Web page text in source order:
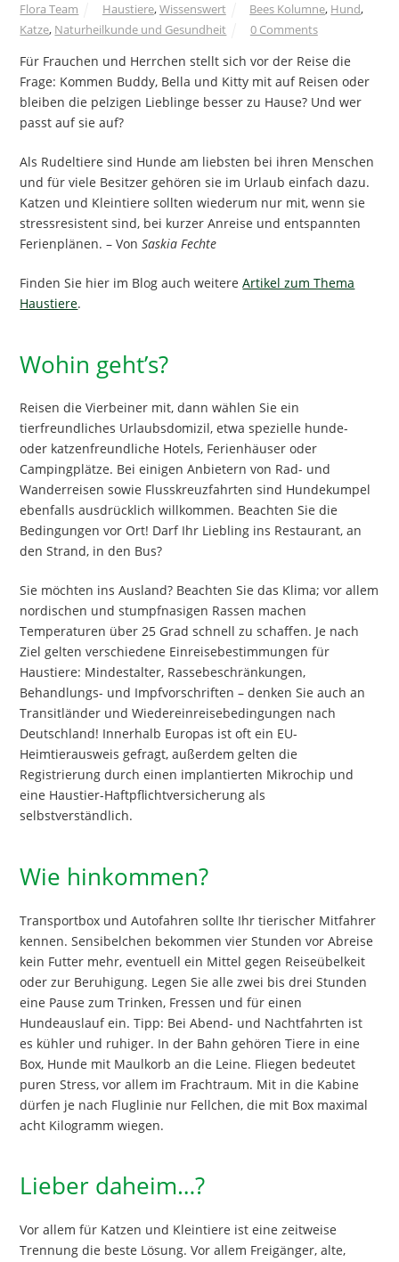
Flora Team Haustiere,Wissenswert Bees Kolumne, Hund,
Katze, Naturheilkunde und Gesundheit 0 Comments
Für Frauchen und Herrchen stellt sich vor der Reise die
Frage: Kommen Buddy, Bella und Kitty mit auf Reisen oder
bleiben die pelzigen Lieblinge besser zu Hause? Und wer
passt auf sie auf?
Als Rudeltiere sind Hunde am liebsten bei ihren Menschen
und für viele Besitzer gehören sie im Urlaub einfach dazu.
Katzen und Kleintiere sollten wiederum nur mit, wenn sie
stressresistent sind, bei kurzer Anreise und entspannten
Ferienplänen. – VonSaskia Fechte
Finden Sie hier im Blog auch weitereArtikel zum Thema
Haustiere.
Wohin geht’s?
Reisen die Vierbeiner mit, dann wählen Sie ein
tierfreundliches Urlaubsdomizil, etwa spezielle hunde-
oder katzenfreundliche Hotels, Ferienhäuser oder
Campingplätze. Bei einigen Anbietern von Rad- und
Wanderreisen sowie Flusskreuzfahrten sind Hundekumpel
ebenfalls ausdrücklich willkommen. Beachten Sie die
Bedingungen vor Ort! Darf Ihr Liebling ins Restaurant, an
den Strand, in den Bus?
Sie möchten ins Ausland? Beachten Sie das Klima; vor allem
nordischen und stumpfnasigen Rassen machen
Temperaturen über 25 Grad schnell zu schaffen. Je nach
Ziel gelten verschiedene Einreisebestimmungen für
Haustiere: Mindestalter, Rassebeschränkungen,
Behandlungs- und Impfvorschriften – denken Sie auch an
Transitländer und Wiedereinreisebedingungen nach
Deutschland! Innerhalb Europas ist oft ein EU-
Heimtierausweis gefragt, außerdem gelten die
Registrierung durch einen implantierten Mikrochip und
eine Haustier-Haftpflichtversicherung als
selbstverständlich.
Wie hinkommen?
Transportbox und Autofahren sollte Ihr tierischer Mitfahrer
kennen. Sensibelchen bekommen vier Stunden vor Abreise
kein Futter mehr, eventuell ein Mittel gegen Reiseübelkeit
oder zur Beruhigung. Legen Sie alle zwei bis drei Stunden
eine Pause zum Trinken, Fressen und für einen
Hundeauslauf ein. Tipp: Bei Abend- und Nachtfahrten ist
es kühler und ruhiger. In der Bahn gehören Tiere in eine
Box, Hunde mit Maulkorb an die Leine. Fliegen bedeutet
puren Stress, vor allem im Frachtraum. Mit in die Kabine
dürfen je nach Fluglinie nur Fellchen, die mit Box maximal
acht Kilogramm wiegen.
Lieber daheim…?
Vor allem für Katzen und Kleintiere ist eine zeitweise
Trennung die beste Lösung. Vor allem Freigänger, alte,